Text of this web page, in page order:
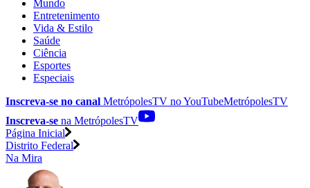
Mundo
Entretenimento
Vida & Estilo
Saúde
Ciência
Esportes
Especiais
Inscreva-se no canal MetrópolesTV noYouTubeMetrópolesTV
Inscreva-se na MetrópolesTV
Página Inicial
Distrito Federal
Na Mira